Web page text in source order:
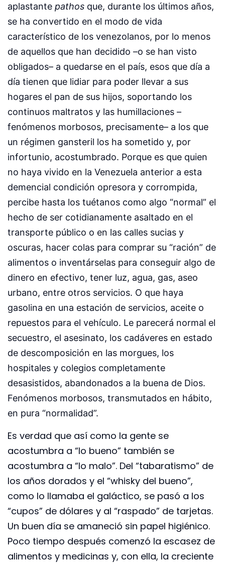
aplastante pathos que, durante los últimos años,
se ha convertido en el modo de vida
característico de los venezolanos, por lo menos
de aquellos que han decidido –o se han visto
obligados– a quedarse en el país, esos que día a
día tienen que lidiar para poder llevar a sus
hogares el pan de sus hijos, soportando los
continuos maltratos y las humillaciones –
fenómenos morbosos, precisamente– a los que
un régimen gansteril los ha sometido y, por
infortunio, acostumbrado. Porque es que quien
no haya vivido en la Venezuela anterior a esta
demencial condición opresora y corrompida,
percibe hasta los tuétanos como algo “normal” el
hecho de ser cotidianamente asaltado en el
transporte público o en las calles sucias y
oscuras, hacer colas para comprar su “ración” de
alimentos o inventárselas para conseguir algo de
dinero en efectivo, tener luz, agua, gas, aseo
urbano, entre otros servicios. O que haya
gasolina en una estación de servicios, aceite o
repuestos para el vehículo. Le parecerá normal el
secuestro, el asesinato, los cadáveres en estado
de descomposición en las morgues, los
hospitales y colegios completamente
desasistidos, abandonados a la buena de Dios.
Fenómenos morbosos, transmutados en hábito,
en pura “normalidad”.
Es verdad que así como la gente se
acostumbra a “lo bueno” también se
acostumbra a “lo malo”. Del “tabaratismo” de
los años dorados y el “whisky del bueno”,
como lo llamaba el galáctico, se pasó a los
“cupos” de dólares y al “raspado” de tarjetas.
Un buen día se amaneció sin papel higiénico.
Poco tiempo después comenzó la escasez de
alimentos y medicinas y, con ella, la creciente